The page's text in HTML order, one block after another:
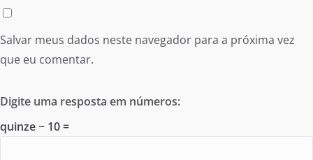
Salvar meus dados neste navegador para a próxima vez
que eu comentar.
Digite uma resposta em números:
quinze − 10 =